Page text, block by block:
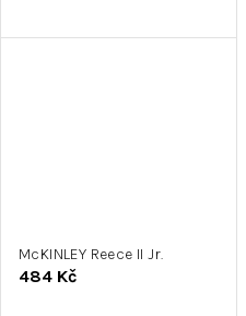
McKINLEY Reece II Jr.
484 Kč